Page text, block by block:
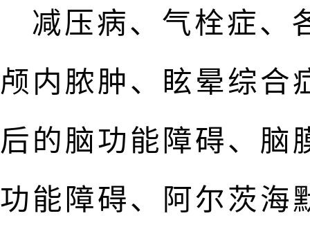
减压病、气栓症、
颅内脓肿、眩晕综合
后的脑功能障碍、脑
功能障碍、阿尔茨海